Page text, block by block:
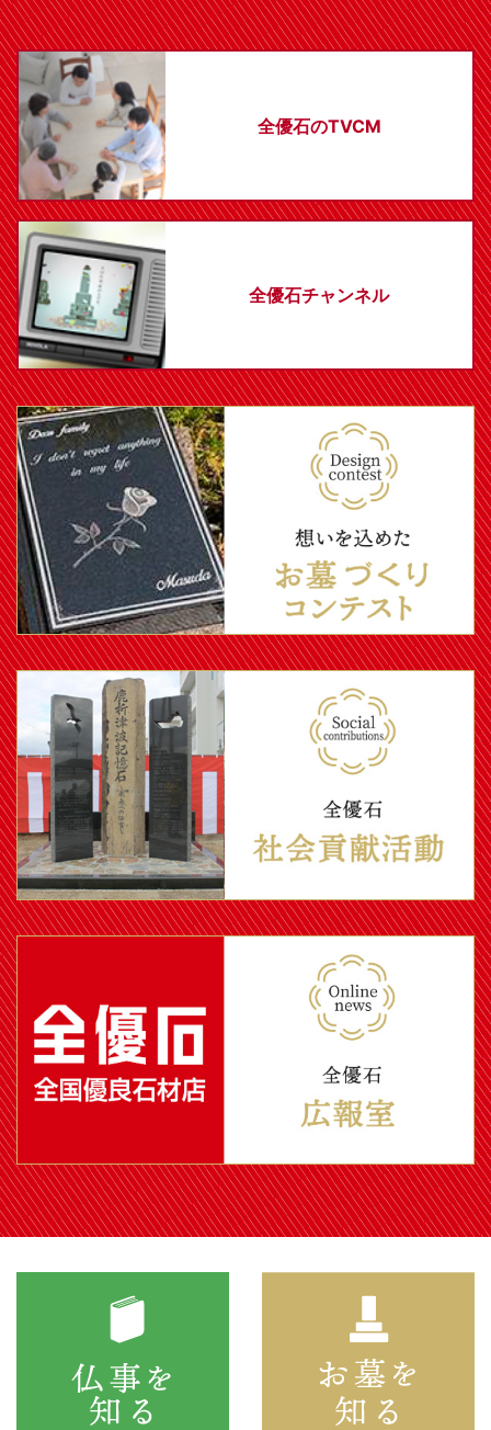
全優石のTVCM
全優石チャンネル